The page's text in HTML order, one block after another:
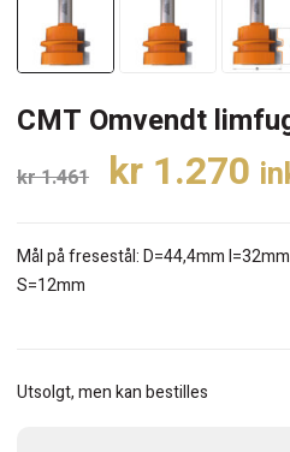
CMT Omvendt
kr1.461
var:
kr 1.270
er:
Mål på fresestål: D=44,4mm
S=12mm
Utsolgt, men kan bestilles